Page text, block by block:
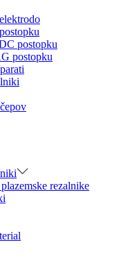
postopku
postopku
rezalnike